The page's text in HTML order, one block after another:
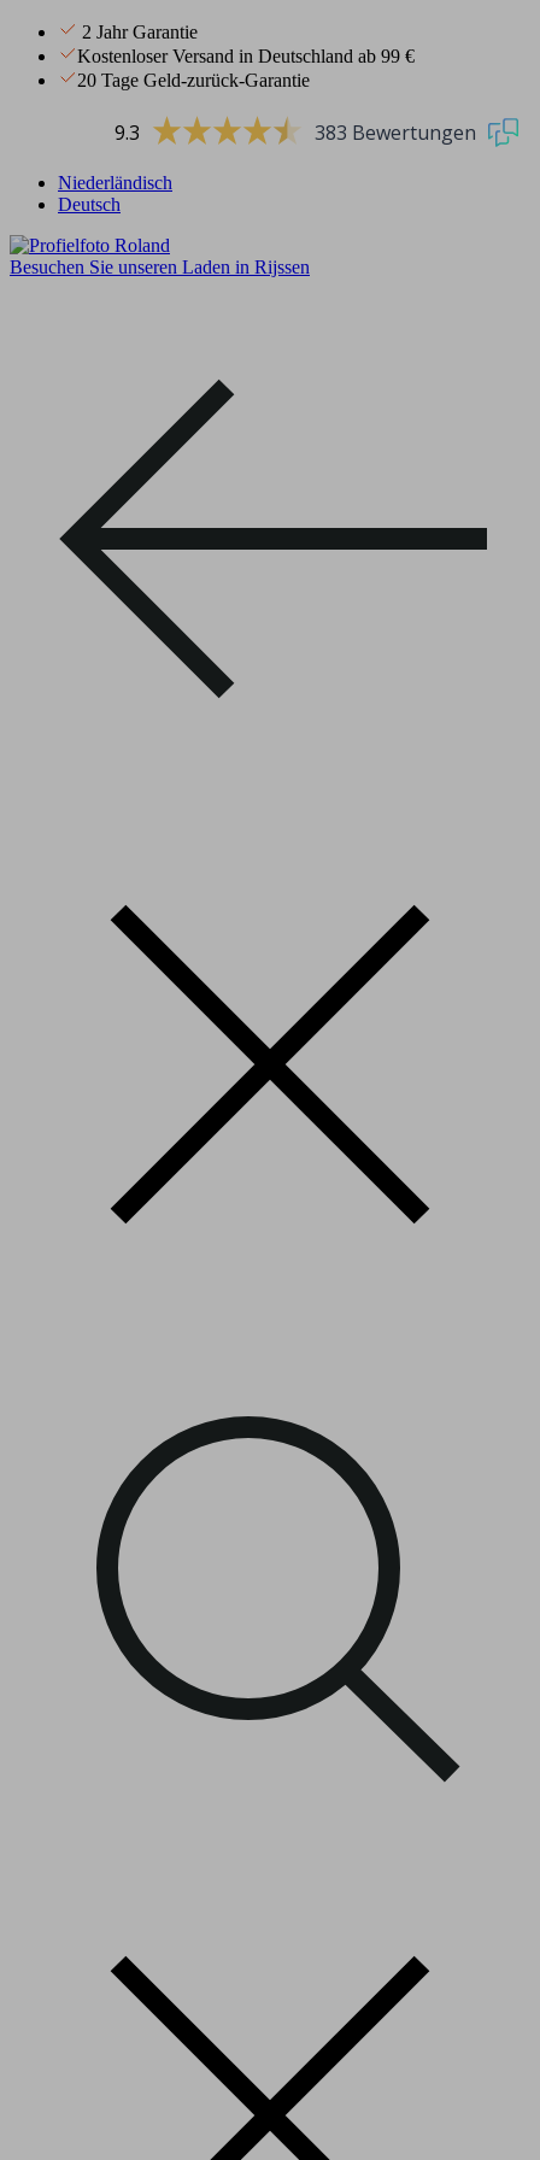
2 Jahr Garantie
Kostenloser Versand in Deutschland ab 99 €
20 Tage Geld-zurück-Garantie
9.3 383 Bewertungen
Niederländisch
Deutsch
Besuchen Sie unseren Laden in Rijssen